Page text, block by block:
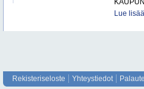
Lue
Rekisteriseloste Yhteystiedot Palaute